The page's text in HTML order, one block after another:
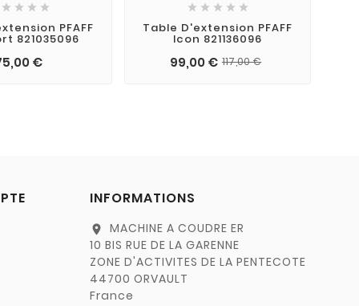
   
PFAFF
821035096
€
    
Table D'extension PFAFF
Icon 821136096
99,00 € 117,00 €
INFORMATIONS
location_on
MACHINE A COUDRE ER
10 BIS RUE DE LA GARENNE
ZONE D'ACTIVITES DE LA PENTECOTE
44700 ORVAULT
France